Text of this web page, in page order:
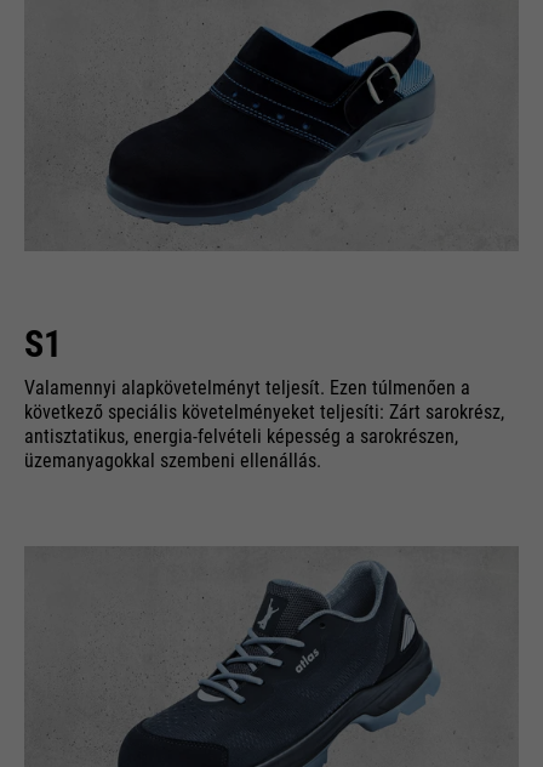
S1
Valamennyi alapkövetelményt teljesít. Ezen túlmenően a
következő speciális követelményeket teljesíti: Zárt sarokrész,
antisztatikus, energia-felvételi képesség a sarokrészen,
üzemanyagokkal szembeni ellenállás.